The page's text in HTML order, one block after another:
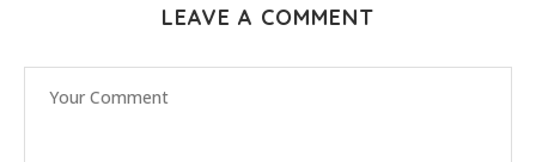
LEAVE A COMMENT